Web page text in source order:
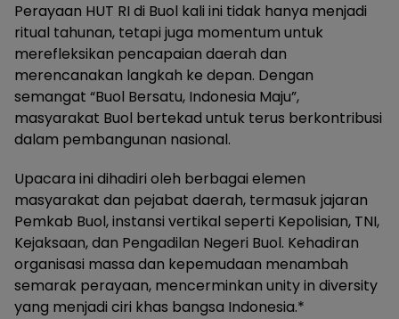
Perayaan HUT RI di Buol kali ini tidak hanya menjadi
ritual tahunan, tetapi juga momentum untuk
merefleksikan pencapaian daerah dan
merencanakan langkah ke depan. Dengan
semangat “Buol Bersatu, Indonesia Maju”,
masyarakat Buol bertekad untuk terus berkontribusi
dalam pembangunan nasional.
Upacara ini dihadiri oleh berbagai elemen
masyarakat dan pejabat daerah, termasuk jajaran
Pemkab Buol, instansi vertikal seperti Kepolisian, TNI,
Kejaksaan, dan Pengadilan Negeri Buol. Kehadiran
organisasi massa dan kepemudaan menambah
semarak perayaan, mencerminkan unity in diversity
yang menjadi ciri khas bangsa Indonesia.*